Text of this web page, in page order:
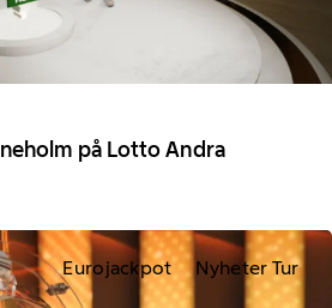
på Lotto Andra
Eurojackpot Nyheter Tur